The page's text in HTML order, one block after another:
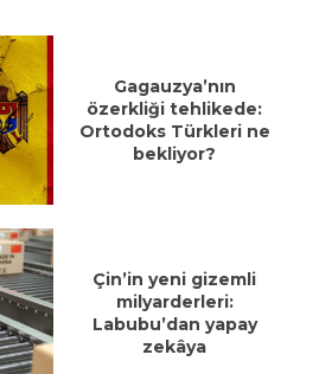
Gagauzya’nın
özerkliği tehlikede:
Ortodoks Türkleri ne
bekliyor?
Çin’in yeni gizemli
milyarderleri:
Labubu’dan yapay
zekâya